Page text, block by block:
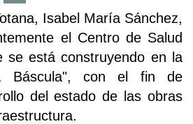
Isabel María Sánchez,
el Centro de Salud
se está construyendo en la
Báscula", con el fin de
del estado de las obras